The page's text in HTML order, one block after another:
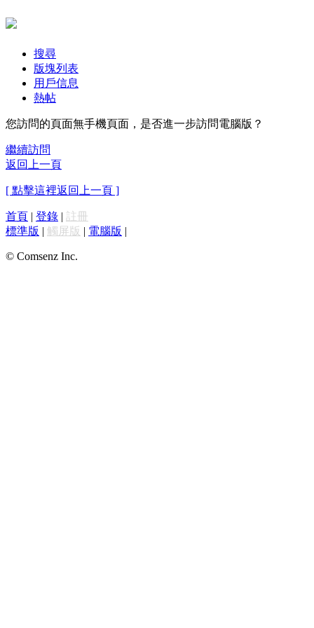
搜尋
版塊列表
用戶信息
熱帖
您訪問的頁面無手機頁面，是否進一步訪問電腦版？
繼續訪問
返回上一頁
[ 點擊這裡返回上一頁 ]
首頁 | 登錄 | 註冊
標準版 | 觸屏版 | 電腦版 |
© Comsenz Inc.